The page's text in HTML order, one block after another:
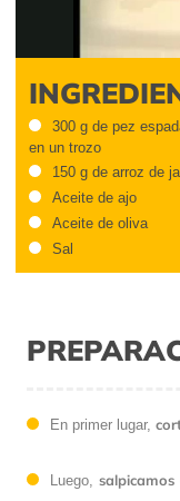
300 g de pez
en un trozo
150 g de arroz de
Aceite de ajo
Aceite de oliva
Sal
En primer lugar,
Luego,salpicamos